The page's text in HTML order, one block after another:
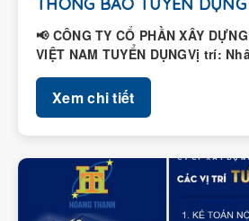
📢 CÔNG TY CỔ PHẦN XÂY DỰNG
VIỆT NAM TUYỂN DỤNGVị trí:
chính – Nhân...
Xem chi tiết